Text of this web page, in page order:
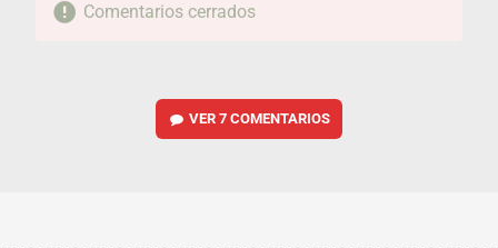
Comentarios cerrados
VER7 COMENTARIOS